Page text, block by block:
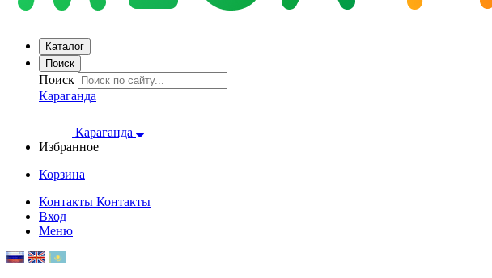
Каталог
Поиск
Поиск
Караганда
Караганда
Избранное
Корзина
Контакты Контакты
Вход
Меню